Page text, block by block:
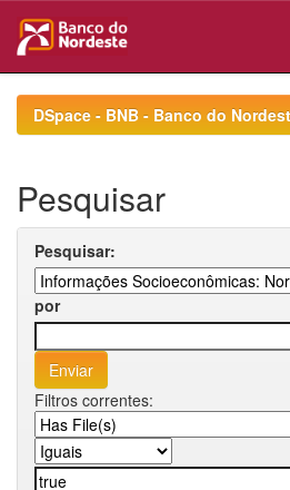
navigationDSpace - BNB - Banco do
Pesquisar
Pesquisar:
por
Filtros correntes: